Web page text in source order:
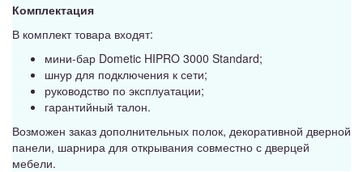
Комплектация
В комплект товара входят:
мини-бар Dometic HIPRO 3000 Standard;
шнур для подключения к сети;
руководство по эксплуатации;
гарантийный талон.
Возможен заказ дополнительных полок, декоративной дверной
панели, шарнира для открывания совместно с дверцей
мебели.